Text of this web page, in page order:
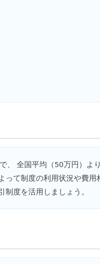
で、 全国平均（50万円）より
って制度の利用状況や費
度を活用しましょう。